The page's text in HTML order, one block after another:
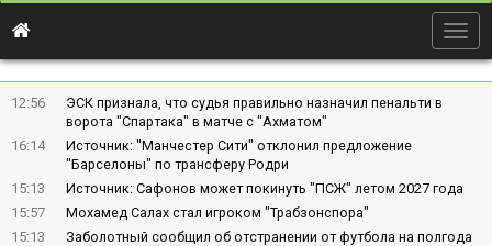
12:56
ЭСК признала, что судья правильно назначил пенальти в
ворота "Спартака" в матче с "Ахматом"
16:14
Источник: "Манчестер Сити" отклонил предложение
"Барселоны" по трансферу Родри
15:13
Источник: Сафонов может покинуть "ПСЖ" летом 2027 года
15:57
Мохамед Салах стал игроком "Трабзонспора"
15:13
Заболотный сообщил об отстранении от футбола на полгода